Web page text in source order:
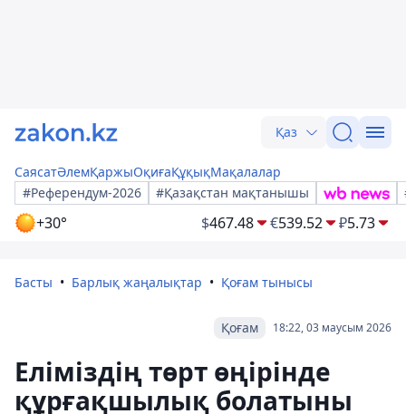
Қаз
СаясатӘлемҚаржыОқиғаҚұқықМақалалар
#Референдум-2026
#Қазақстан мақтанышы
+30° $467.48 €539.52 ₽5.73
Басты Барлық жаңалықтар Қоғам тынысы
18:22, 03 маусым 2026
Қоғам
Еліміздің төрт өңірінде
құрғақшылық болатыны